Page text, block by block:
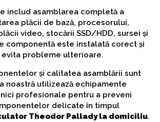
includ asamblarea completă a
plăcii de bază, procesorului,
video, stocării SSD/HDD, sursei și
componentă este instalată corect și
probleme ulterioare.
și calitatea asamblării sunt
noastră utilizează echipamente
profesionale pentru a preveni
delicate în timpul
Theodor Pallady la domiciliu.